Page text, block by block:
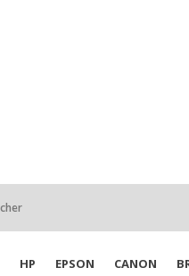
HP EPSON CANON